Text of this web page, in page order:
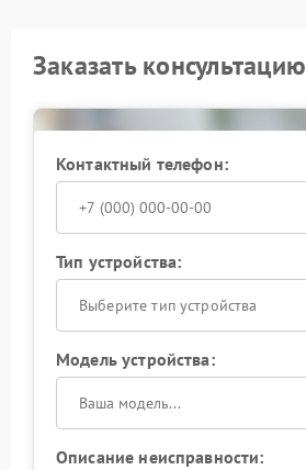
Заказать консультацию
Контактный телефон:
Тип устройства:
Выберите тип устройства
Модель устройства:
Описание неисправности: